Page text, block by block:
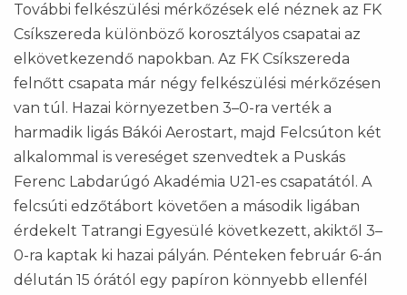
További felkészülési mérkőzések elé néznek az FK
Csíkszereda különböző korosztályos csapatai az
elkövetkezendő napokban. Az FK Csíkszereda
felnőtt csapata már négy felkészülési mérkőzésen
van túl. Hazai környezetben 3–0-ra verték a
harmadik ligás Bákói Aerostart, majd Felcsúton két
alkalommal is vereséget szenvedtek a Puskás
Ferenc Labdarúgó Akadémia U21-es csapatától. A
felcsúti edzőtábort követően a második ligában
érdekelt Tatrangi Egyesülé következett, akiktől 3–
0-ra kaptak ki hazai pályán. Pénteken február 6-án
délután 15 órától egy papíron könnyebb ellenfél